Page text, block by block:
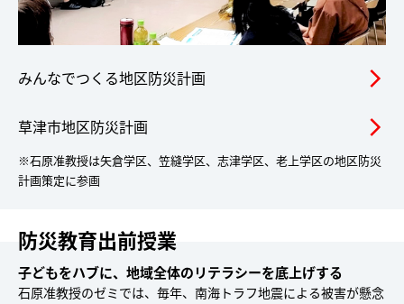
みんなでつくる地区防災計画 arrow_forward_ios
草津市地区防災計画 arrow_forward_ios
※石原准教授は矢倉学区、笠縫学区、志津学区、老上学区の地区防災
計画策定に参画
防災教育出前授業
子どもをハブに、地域全体のリテラシーを底上げする
石原准教授のゼミでは、毎年、南海トラフ地震による被害が懸念